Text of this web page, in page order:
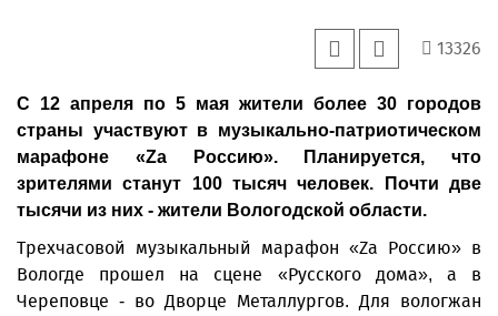
13326
С 12 апреля по 5 мая жители более 30 городов
страны участвуют в музыкально-патриотическом
марафоне «Za Россию». Планируется, что
зрителями станут 100 тысяч человек. Почти две
тысячи из них - жители Вологодской области.
Трехчасовой музыкальный марафон «Zа Россию» в
Вологде прошел на сцене «Русского дома», а в
Череповце - во Дворце Металлургов. Для вологжан